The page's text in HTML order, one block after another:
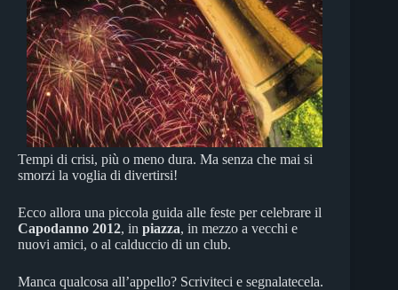
Tempi di crisi, più o meno dura. Ma senza che mai si
smorzi la voglia di divertirsi!
Ecco allora una piccola guida alle feste per celebrare il
Capodanno 2012, in piazza, in mezzo a vecchi e
nuovi amici, o al calduccio di un club.
Manca qualcosa all’appello? Scriviteci e segnalatecela.